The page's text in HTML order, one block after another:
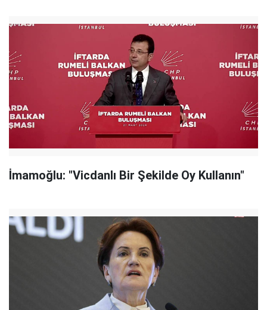
İmamoğlu: "Vicdanlı Bir Şekilde Oy Kullanın"